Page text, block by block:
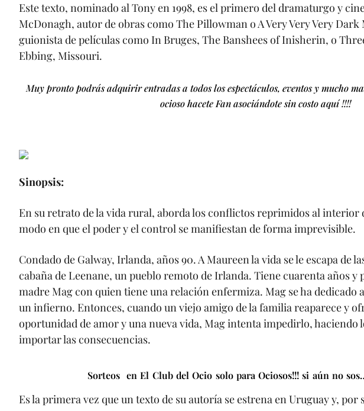
Este texto, nominado al Tony en 1998, es el primero del dramaturgo y
McDonagh, autor de obras como The Pillowman o A Very Very Very
guionista de películas como In Bruges, The Banshees of Inisherin, o
Ebbing, Missouri.
Muy pronto podrás adquirir entradas a todos los espectáculos, eventos y mucho
ocioso hacete Fan asociándote sin costo aquí !!!!
Sinopsis:
En su retrato de la vida rural, aborda los conflictos reprimidos al interior
modo en que el poder y el control se manifiestan de forma imprevisible.
Condado de Galway, Irlanda, años 90. A Maureen la vida se le escapa de
cabaña de Leenane, un pueblo remoto de Irlanda. Tiene cuarenta años y
madre Mag con quien tiene una relación enfermiza. Mag se ha dedicado
un infierno. Entonces, cuando un viejo amigo de la familia reaparece y
oportunidad de amor y una nueva vida, Mag intenta impedirlo, haciendo
importar las consecuencias.
Sorteos en El Club del Ocio solo para Ociosos!!! si aún no
Es la primera vez que un texto de su autoría se estrena en Uruguay y, por